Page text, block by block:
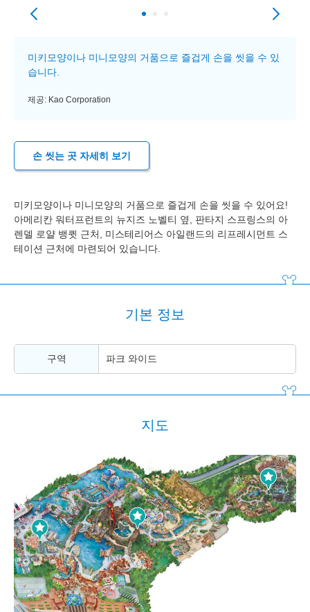
미키모양이나 미니모양의 거품으로 즐겁게 손을 씻을 수 있
습니다.
제공: Kao Corporation
손 씻는 곳 자세히 보기
미키모양이나 미니모양의 거품으로 즐겁게 손을 씻을 수 있어요!
아메리칸 워터프런트의 뉴지즈 노벨티 옆, 판타지 스프링스의 아
렌델 로얄 뱅큇 근처, 미스테리어스 아일랜드의 리프레시먼트 스
테이션 근처에 마련되어 있습니다.
기본 정보
구역 파크 와이드
지도